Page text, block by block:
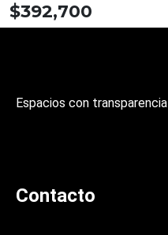
$392,700
Espacios con transparencia
Contacto